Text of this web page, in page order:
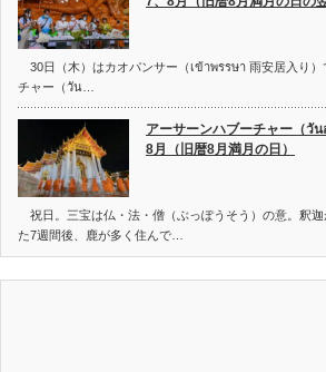
30日（木）はカオパンサー（เข้าพรรษา 雨安居入り）
チャー（วัน…
アーサーンハブーチャー（วั
8月（旧暦8月満月の日）
祝日。三宝は仏・法・僧（ぶっぽうそう）の意。釈
た7週間後、鹿が多く住んで…